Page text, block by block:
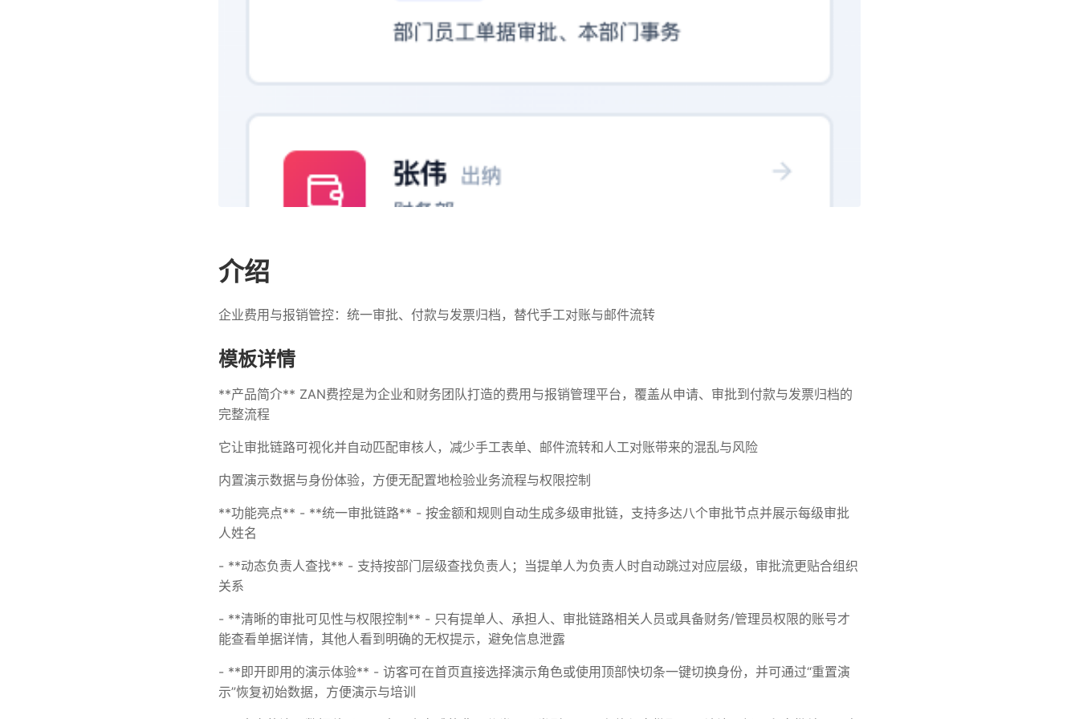
介绍
企业费用与报销管控：统一审批、付款与发票归档，替代手工对账与邮件流转
模板详情
**产品简介** ZAN费控是为企业和财务团队打造的费用与报销管理平台，覆盖从申请、审批到付款与发票归档的
完整流程
它让审批链路可视化并自动匹配审核人，减少手工表单、邮件流转和人工对账带来的混乱与风险
内置演示数据与身份体验，方便无配置地检验业务流程与权限控制
**功能亮点** - **统一审批链路** - 按金额和规则自动生成多级审批链，支持多达八个审批节点并展示每级审批
人姓名
- **动态负责人查找** - 支持按部门层级查找负责人；当提单人为负责人时自动跳过对应层级，审批流更贴合组织
关系
- **清晰的审批可见性与权限控制** - 只有提单人、承担人、审批链路相关人员或具备财务/管理员权限的账号才
能查看单据详情，其他人看到明确的无权提示，避免信息泄露
- **即开即用的演示体验** - 访客可在首页直接选择演示角色或使用顶部快切条一键切换身份，并可通过“重置演
示”恢复初始数据，方便演示与培训